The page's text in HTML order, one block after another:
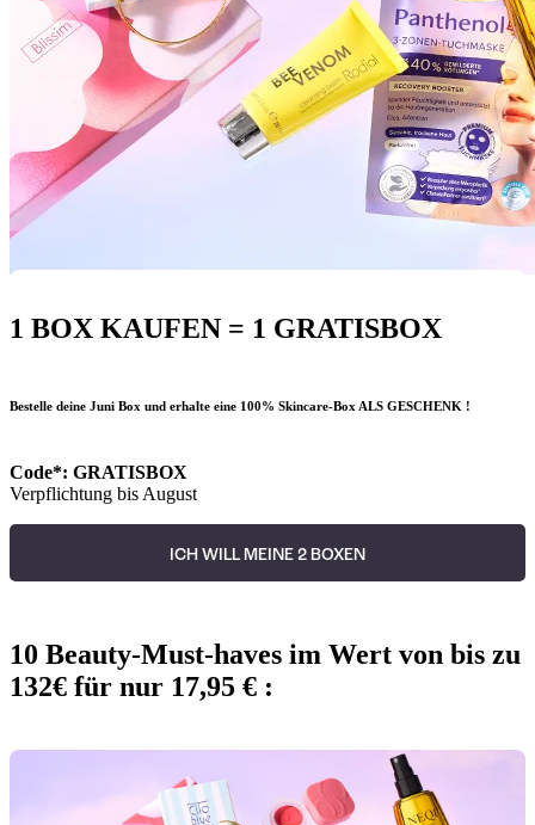
1 BOX KAUFEN = 1 GRATISBOX
Bestelle deine Juni Box und erhalte eine 100% Skincare-Box ALS GESCHENK !
Code*: GRATISBOX
Verpflichtung bis August
ICH WILL MEINE 2 BOXEN
10 Beauty-Must-haves im Wert von bis zu
132€ für nur 17,95 € :